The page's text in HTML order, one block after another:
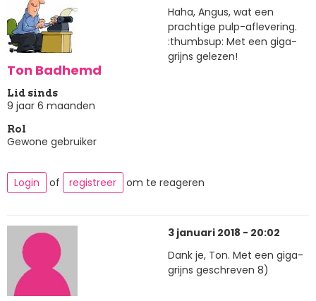
Ton Badhemd
Lid sinds
9 jaar 6 maanden
Rol
Gewone gebruiker
Haha, Angus, wat een
prachtige pulp-aflevering.
:thumbsup: Met een giga-
grijns gelezen!
Login of registreer om te reageren
3 januari 2018 - 20:02
Dank je, Ton. Met een giga-
grijns geschreven 8)